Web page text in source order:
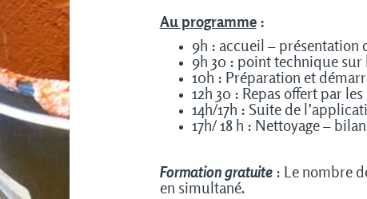
Au programme:
9h : accueil – présentation
9h 30 : point technique sur
10h : Préparation et
12h 30 : Repas offert par
14h/17h : Suite de
17h/ 18 h : Nettoyage – bilan
Formation gratuite: Le nombre
en simultané.